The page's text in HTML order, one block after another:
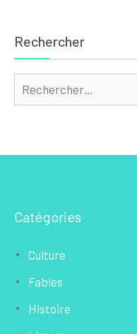
Rechercher
Rechercher :
Catégories
Culture
Fables
Histoire